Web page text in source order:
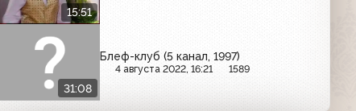
15:51
31:08
Блеф-клуб (5 канал, 1997)
4 августа 2022, 16:21 1589